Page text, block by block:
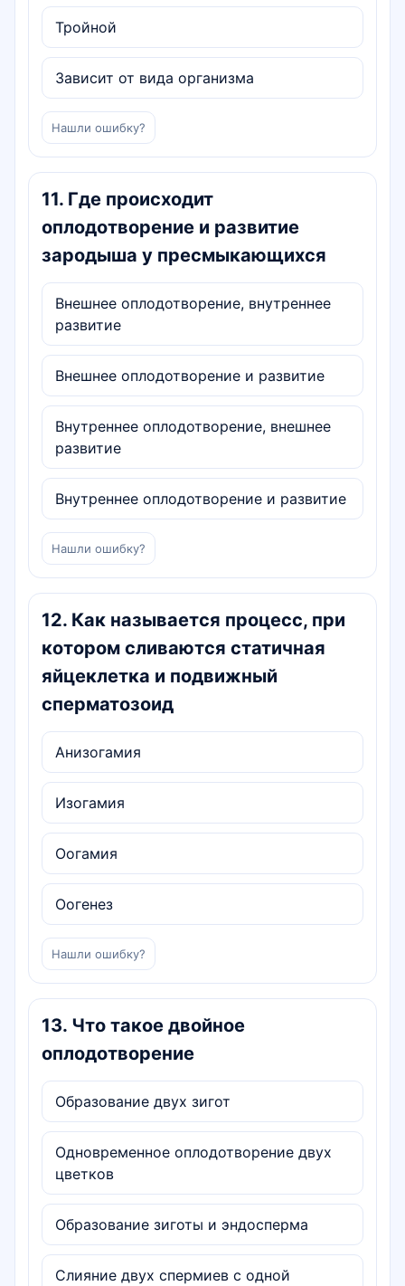
Тройной
Зависит от вида организма
Нашли ошибку?
11. Где происходит
оплодотворение и развитие
зародыша у пресмыкающихся
Внешнее оплодотворение, внутреннее
развитие
Внешнее оплодотворение и развитие
Внутреннее оплодотворение, внешнее
развитие
Внутреннее оплодотворение и развитие
Нашли ошибку?
12. Как называется процесс, при
котором сливаются статичная
яйцеклетка и подвижный
сперматозоид
Анизогамия
Изогамия
Оогамия
Оогенез
Нашли ошибку?
13. Что такое двойное
оплодотворение
Образование двух зигот
Одновременное оплодотворение двух
цветков
Образование зиготы и эндосперма
Слияние двух спермиев с одной